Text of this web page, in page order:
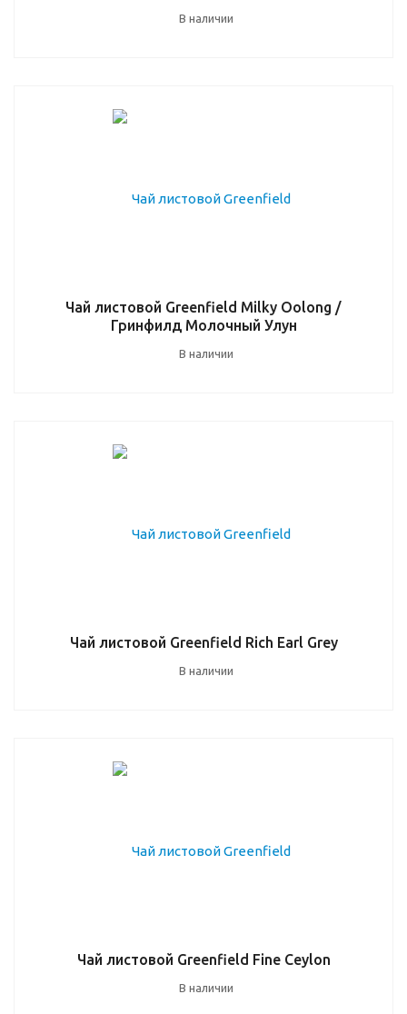
В наличии
Чай листовой Greenfield Milky Oolong /
Гринфилд Молочный Улун
В наличии
Чай листовой Greenfield Rich Earl Grey
В наличии
Чай листовой Greenfield Fine Ceylon
В наличии